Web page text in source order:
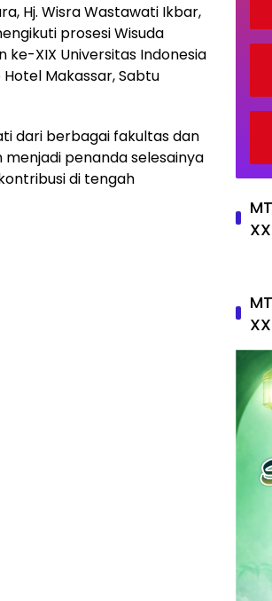
Hj. Wisra Wastawati Ikbar,
prosesi Wisuda
ke-XIX Universitas Indonesia
Makassar, Sabtu
dari berbagai fakultas dan
penanda selesainya
di tengah